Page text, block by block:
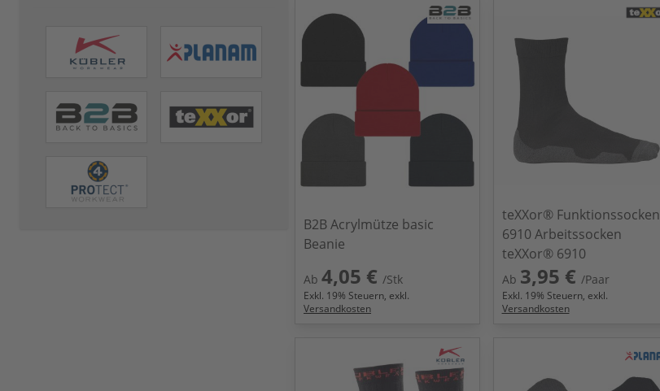
B2B Acrylmütze basic
Beanie
Ab 4,05 € /Stk
Exkl. 19% Steuern, exkl.
Versandkosten
teXXor® Funktionssocken
6910 Arbeitssocken
teXXor® 6910
Ab 3,95 € /Paar
Exkl. 19% Steuern, exkl.
Versandkosten